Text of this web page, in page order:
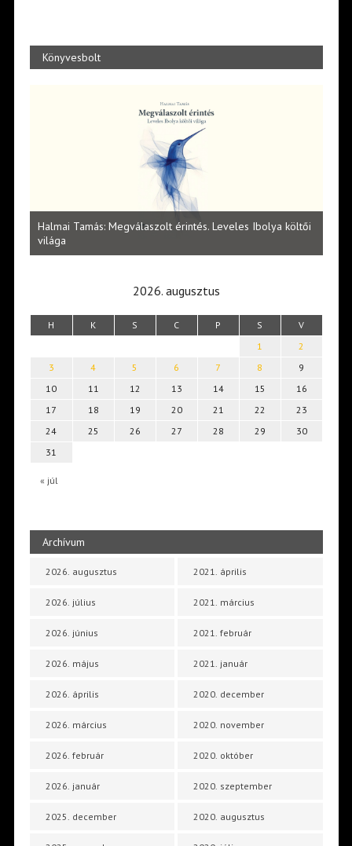
Könyvesbolt
Halmai Tamás: Megválaszolt érintés. Leveles Ibolya költői
világa
2026. augusztus
H K S C P S V
« júl
1
2
3
4 5 6 7 8
9
10
11 12 13 14 15
16
17
18 19 20 21 22
23
24
25 26 27 28 29
30
31
Archívum
2026. augusztus
2026. július
2026. június
2026. május
2026. április
2026. március
2026. február
2026. január
2025. december
2021. április
2021. március
2021. február
2021. január
2020. december
2020. november
2020. október
2020. szeptember
2020. augusztus